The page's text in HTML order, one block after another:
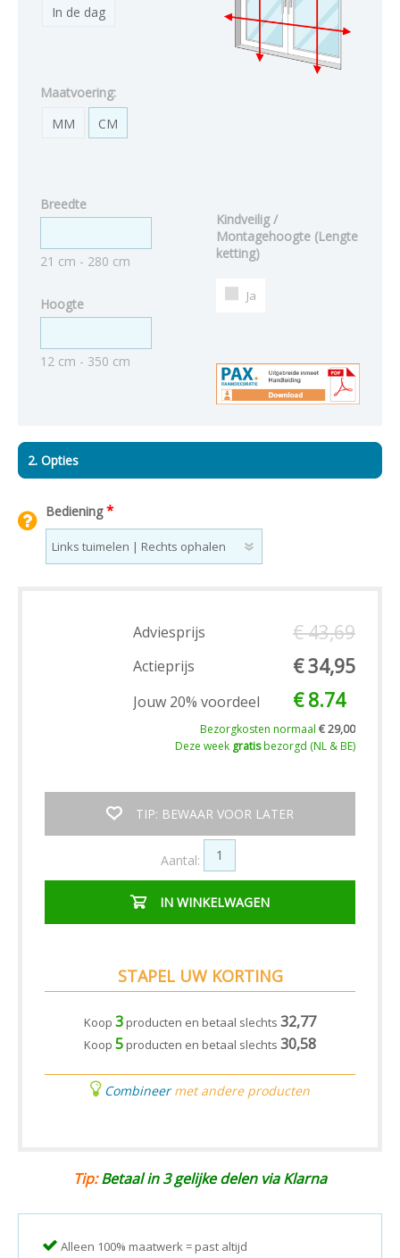
In de dag
Maatvoering:
MM
CM
Breedte
21 cm - 280 cm
Hoogte
12 cm - 350 cm
Kindveilig /
Montagehoogte (Lengte
ketting)
Ja
2. Opties
Bediening*
Adviesprijs € 43,69
Actieprijs € 34,95
Jouw 20% voordeel € 8.74
Bezorgkosten normaal € 29,00
Deze week gratisbezorgd (NL & BE)
TIP: BEWAAR VOOR LATER
Aantal:
IN WINKELWAGEN
STAPEL UW KORTING
Koop 3 producten en betaal slechts 32,77
Koop 5 producten en betaal slechts 30,58
Combineermet andere producten
Tip:Betaal in 3 gelijke delen via Klarna
Alleen 100% maatwerk = past altijd